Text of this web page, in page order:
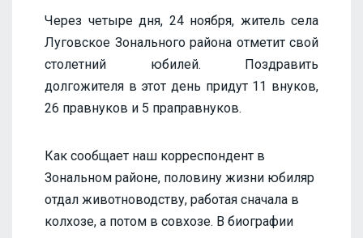
Через четыре дня, 24 ноября, житель села
Луговское Зонального района отметит свой
столетний юбилей. Поздравить
долгожителя в этот день придут 11 внуков,
26 правнуков и 5 праправнуков.
Как сообщает наш корреспондент в
Зональном районе, половину жизни юбиляр
отдал животноводству, работая сначала в
колхозе, а потом в совхозе. В биографии